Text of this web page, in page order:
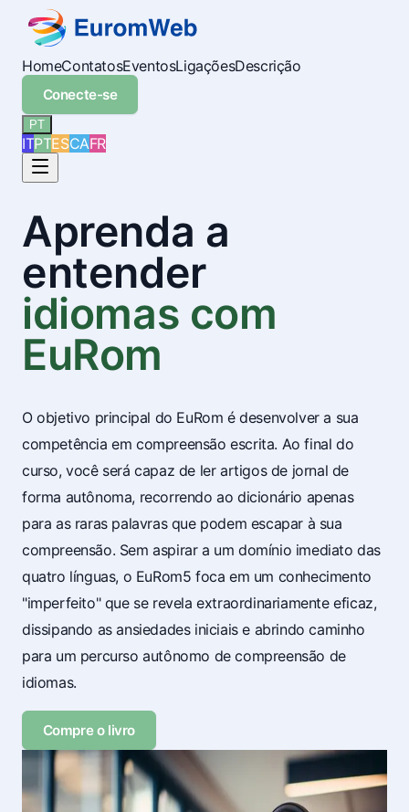
HomeContatosEventosLigaçõesDescrição
Conecte-se
PT
ITPTESCAFR
Aprenda a
entender
idiomas com
EuRom
O objetivo principal do EuRom é desenvolver a sua
competência em compreensão escrita. Ao final do
curso, você será capaz de ler artigos de jornal de
forma autônoma, recorrendo ao dicionário apenas
para as raras palavras que podem escapar à sua
compreensão. Sem aspirar a um domínio imediato das
quatro línguas, o EuRom5 foca em um conhecimento
"imperfeito" que se revela extraordinariamente eficaz,
dissipando as ansiedades iniciais e abrindo caminho
para um percurso autônomo de compreensão de
idiomas.
Compre o livro